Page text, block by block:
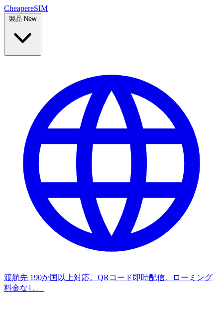
CheapereSIM
製品 New
渡航先 190か国以上対応。QRコード即時配信。ローミング
料金なし。